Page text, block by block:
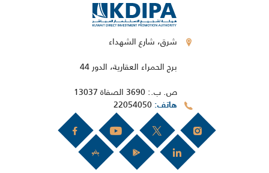
شرق، شارع الشهداء
برج الحمراء العقارية، الدور 44
ص. ب.: 3690 الصفاة 13037
هاتف